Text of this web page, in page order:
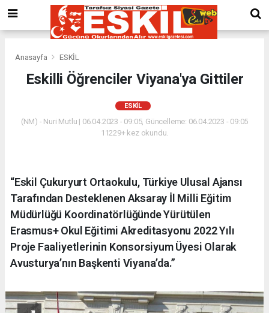
Anasayfa ESKİL
Eskilli Öğrenciler Viyana'ya Gittiler
ESKİL
(NM) - Nuri Mutlu | 06.04.2023 - 09:05, Güncelleme: 06.04.2023 - 09:05
11229+ kez okundu.
“Eskil Çukuryurt Ortaokulu, Türkiye Ulusal Ajansı
Tarafından Desteklenen Aksaray İl Milli Eğitim
Müdürlüğü Koordinatörlüğünde Yürütülen
Erasmus+ Okul Eğitimi Akreditasyonu 2022 Yılı
Proje Faaliyetlerinin Konsorsiyum Üyesi Olarak
Avusturya’nın Başkenti Viyana’da.”